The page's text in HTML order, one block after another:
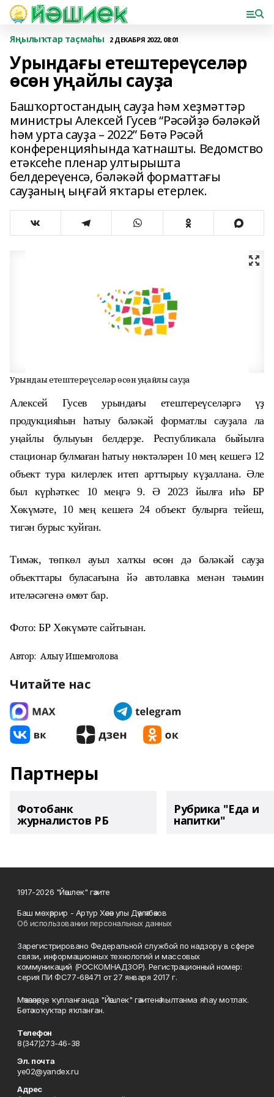
Яңылыҡтар таҫмаһы 2 ДЕКАБРЯ 2022, 08:01
Урындағы етештереүселәр
өсөн уңайлы сауҙа
Башҡортостандың сауҙа һәм хеҙмәттәр
министры Алексей Гусев “Рәсәйҙә бәләкәй
һәм урта сауҙа – 2022” Бөтә Рәсәй
конференцияһында ҡатнашты. Ведомство
етәксеһе пленар ултырышта
белдереүенсә, бәләкәй форматтағы
сауҙаның ыңғай яҡтары етерлек.
Урындағы етештереүселәр өсөн уңайлы сауҙа
Алексей Гусев урындағы етештереүселәргә үҙ
продукцияһын һатыу бәләкәй форматлы сауҙала ла
уңайлы булыуын белдерҙе. Республикала быйылға
стационар булмаған һатыу нөктәләрен 10 мең кешегә 12
объект тура килерлек итеп арттырыу күҙаллана. Әле
был күрһәткес 10 меңгә 9. Ә 2023 йылға иһә БР
Хөкүмәте, 10 мең кешегә 24 объект булырға тейеш,
тигән бурыс ҡуйған.
Тимәк, төпкөл ауыл халҡы өсөн дә бәләкәй сауҙа
объекттары буласағына йә автолавка менән тәьмин
ителәсәгенә өмөт бар.
Фото: БР Хөкүмәте сайтынан.
Автор: Алһыу Ишемғолова
Читайте нас
Партнеры
Фотобанк
журналистов РБ
Рубрика "Еда и
напитки"
1917-2026 "Йәшлек" гәзите
Баш мөхәррир - Артур Хәсән улы Дәүләтбәков
Об использовании персональных данных
Зарегистрировано Федеральной службой по надзору в сфере
связи, информационных технологий и массовых
коммуникаций (РОСКОМНАДЗОР). Регистрационный номер:
серия ПИ ФС77-68471 от 27 января 2017 г.
Мәҡәләләрҙе ҡулланғанда "Йәшлек" гәзитенә һылтанма яһау мотлаҡ.
Бөтә хоҡуҡтар яҡланған.
Телефон
8(347)273-46-38
Эл. почта
ye02@yandex.ru
Адрес